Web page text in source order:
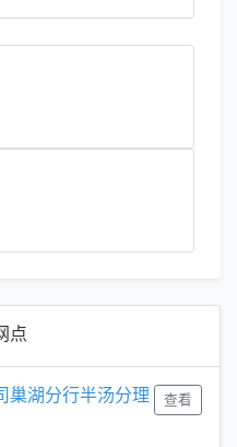
点
查看
巢湖分行半汤分理